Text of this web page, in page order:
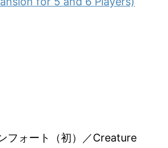
フォート（初）／Creature